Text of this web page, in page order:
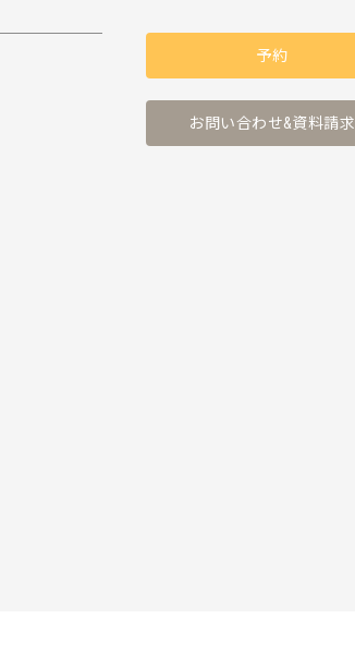
予約
お問い合わせ&資料請求